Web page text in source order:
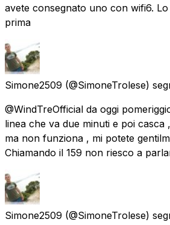
avete consegnato uno con wifi6.
prima
Simone2509 (@SimoneTrolese)
@WindTreOfficial da oggi
linea che va due minuti e poi casca
ma non funziona , mi potete
Chiamando il 159 non riesco a
Simone2509 (@SimoneTrolese)